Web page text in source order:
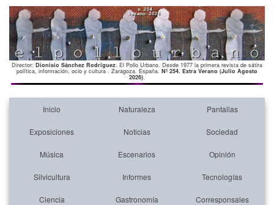
Director: Dionisio Sánchez Rodríguez. El Pollo Urbano. Desde 1977 la primera revista de sátira
política, información, ocio y cultura . Zaragoza. España. Nº 254. Extra Verano (Julio Agosto
2026).
Inicio Naturaleza Pantallas
Exposiciones Noticias Sociedad
Música Escenarios Opinión
Silvicultura Informes Tecnologías
Ciencia Gastronomía Corresponsales